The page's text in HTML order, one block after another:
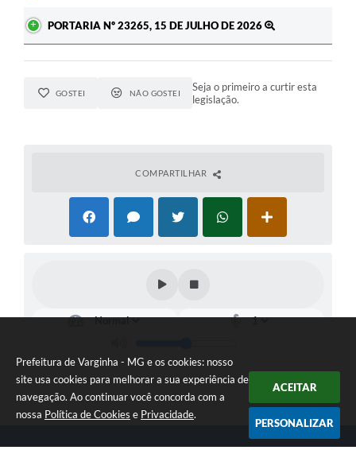
Prefeitura de Varginha - MG e os cookies: nosso
site usa cookies para melhorar a sua experiência de
navegação. Ao continuar você concorda com a
nossa Política de Cookies e Privacidade.
ACEITAR
PERSONALIZAR
PORTARIA Nº 23265, 15 DE JULHO DE 2026
GOSTEI NÃO GOSTEI
Seja o primeiro a curtir esta
legislação.
COMPARTILHAR